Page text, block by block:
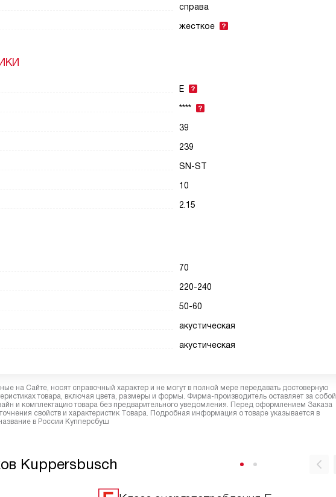
справа
жесткое
E
****
39
239
SN-ST
10
2.15
70
220-240
50-60
акустическая
акустическая
на Сайте, носят справочный характер и не могут в полной мере передавать достоверную
товара, включая цвета, размеры и формы. Фирма-производитель оставляет за собой
и комплектацию товара без предварительного уведомления. Перед оформлением Заказа
свойств и характеристик Товара. Подробная информация о товаре указывается в
в России Купперсбуш
Kuppersbusch